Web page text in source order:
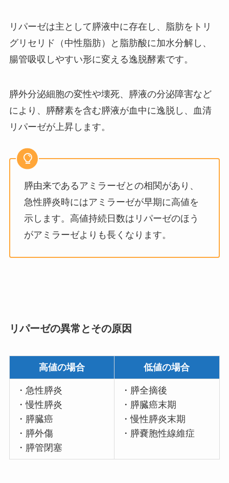
リパーゼは主として膵液中に存在し、脂肪をトリ
グリセリド（中性脂肪）と脂肪酸に加水分解し、
腸管吸収しやすい形に変える逸脱酵素です。
膵外分泌細胞の変性や壊死、膵液の分泌障害など
により、膵酵素を含む膵液が血中に逸脱し、血清
リパーゼが上昇します。
膵由来であるアミラーゼとの相関があり、
急性膵炎時にはアミラーゼが早期に高値を
示します。高値持続日数はリパーゼのほう
がアミラーゼよりも長くなります。
リパーゼの異常とその原因
高値の場合 低値の場合
・急性膵炎
・慢性膵炎
・膵臓癌
・膵外傷
・膵管閉塞
・膵全摘後
・膵臓癌末期
・慢性膵炎末期
・膵嚢胞性線維症